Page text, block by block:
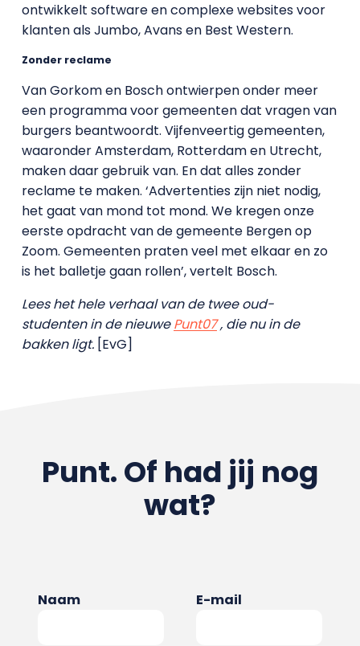
ontwikkelt software en complexe websites voor
klanten als Jumbo, Avans en Best Western.
Zonder reclame
Van Gorkom en Bosch ontwierpen onder meer
een programma voor gemeenten dat vragen van
burgers beantwoordt. Vijfenveertig gemeenten,
waaronder Amsterdam, Rotterdam en Utrecht,
maken daar gebruik van. En dat alles zonder
reclame te maken. ‘Advertenties zijn niet nodig,
het gaat van mond tot mond. We kregen onze
eerste opdracht van de gemeente Bergen op
Zoom. Gemeenten praten veel met elkaar en zo
is het balletje gaan rollen’, vertelt Bosch.
Lees het hele verhaal van de twee oud-
studenten in de nieuwePunt07, die nu in de
bakken ligt. [EvG]
Punt. Of had jij nog
wat?
Naam E-mail